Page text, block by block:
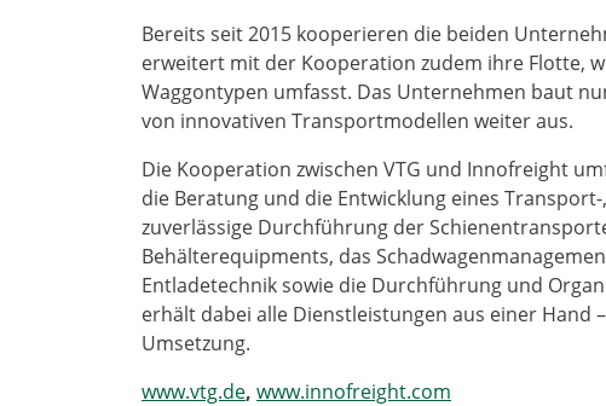
Bereits seit 2015 kooperieren die beiden
erweitert mit der Kooperation zudem ihre Flotte,
Waggontypen umfasst. Das Unternehmen baut
von innovativen Transportmodellen weiter aus.
Die Kooperation zwischen VTG und Innofreight
die Beratung und die Entwicklung eines
zuverlässige Durchführung der
Behälterequipments, das
Entladetechnik sowie die Durchführung und
erhält dabei alle Dienstleistungen aus einer Hand
Umsetzung.
www.vtg.de, www.innofreight.com